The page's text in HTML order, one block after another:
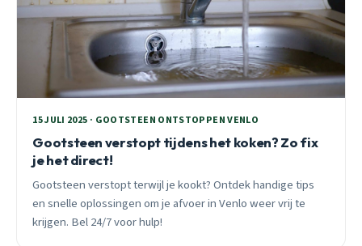
15 JULI 2025 · GOOTSTEEN ONTSTOPPEN VENLO
Gootsteen verstopt tijdens het koken? Zo fix
je het direct!
Gootsteen verstopt terwijl je kookt? Ontdek handige tips
en snelle oplossingen om je afvoer in Venlo weer vrij te
krijgen. Bel 24/7 voor hulp!